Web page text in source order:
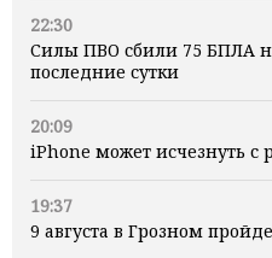
22:30
Силы ПВО сбили 75 БПЛА
последние сутки
20:09
iPhone может исчезнуть с
19:37
9 августа в Грозном